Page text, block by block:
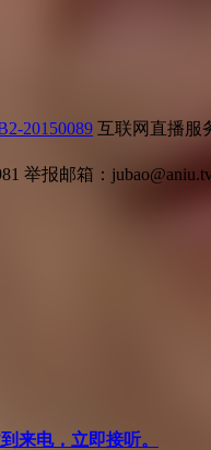
20150089 互联网直播服
举报邮箱：
来电，立即接听。